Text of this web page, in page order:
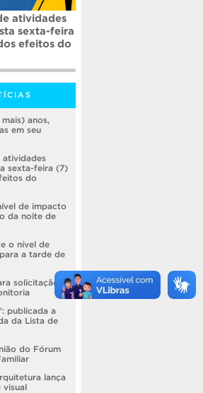
atividades
sexta-feira
efeitos do
anos,
em seu
atividades
sexta-feira (7)
do
de impacto
da noite de
o nível de
a tarde de
solicitação
publicada a
da Lista de
do Fórum
lança
visual